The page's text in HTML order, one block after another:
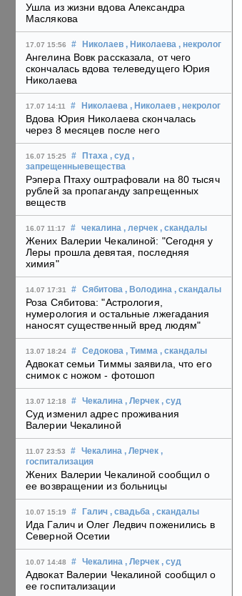
Ушла из жизни вдова Александра
Маслякова
17.07 15:56 # Николаев , Николаева , некролог
Ангелина Вовк рассказала, от чего
скончалась вдова телеведущего Юрия
Николаева
17.07 14:11 # Николаева , Николаев , некролог
Вдова Юрия Николаева скончалась
через 8 месяцев после него
16.07 15:25 # Птаха , суд ,
запрещенныевещества
Рэпера Птаху оштрафовали на 80 тысяч
рублей за пропаганду запрещенных
веществ
16.07 11:17 # чекалина , лерчек , скандалы
Жених Валерии Чекалиной: "Сегодня у
Леры прошла девятая, последняя
химия"
14.07 17:31 # Сябитова , Володина , скандалы
Роза Сябитова: "Астрология,
нумерология и остальные лжегадания
наносят существенный вред людям"
13.07 18:24 # Седокова , Тимма , скандалы
Адвокат семьи Тиммы заявила, что его
снимок с ножом - фотошоп
13.07 12:18 # Чекалина , Лерчек , суд
Суд изменил адрес проживания
Валерии Чекалиной
11.07 23:53 # Чекалина , Лерчек ,
госпитализация
Жених Валерии Чекалиной сообщил о
ее возвращении из больницы
10.07 15:19 # Галич , свадьба , скандалы
Ида Галич и Олег Ледвич поженились в
Северной Осетии
10.07 14:48 # Чекалина , Лерчек , суд
Адвокат Валерии Чекалиной сообщил о
ее госпитализации